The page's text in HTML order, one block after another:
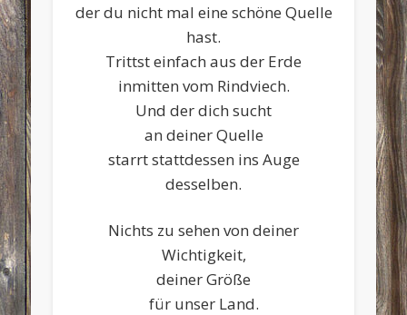
der du nicht mal eine schöne Quelle
hast.
Trittst einfach aus der Erde
inmitten vom Rindviech.
Und der dich sucht
an deiner Quelle
starrt stattdessen ins Auge
desselben.
Nichts zu sehen von deiner
Wichtigkeit,
deiner Größe
für unser Land.